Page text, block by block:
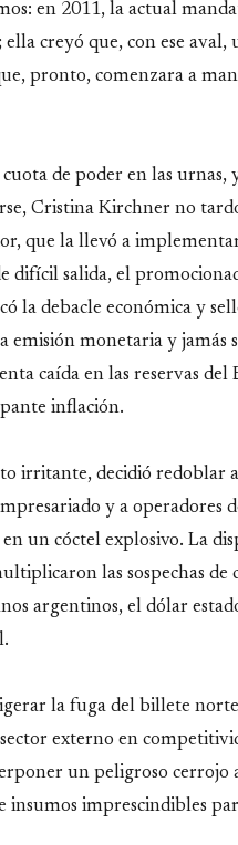
en 2011, la actual
creyó que, con ese aval,
pronto, comenzara a
de poder en las urnas,
Cristina Kirchner no
que la llevó a
difícil salida, el
la debacle económica y
monetaria y jamás
caída en las reservas del
inflación.
irritante, decidió redoblar
y a operadores
un cóctel explosivo. La
las sospechas de
argentinos, el dólar
la fuga del billete
externo en
un peligroso cerrojo
insumos imprescindibles